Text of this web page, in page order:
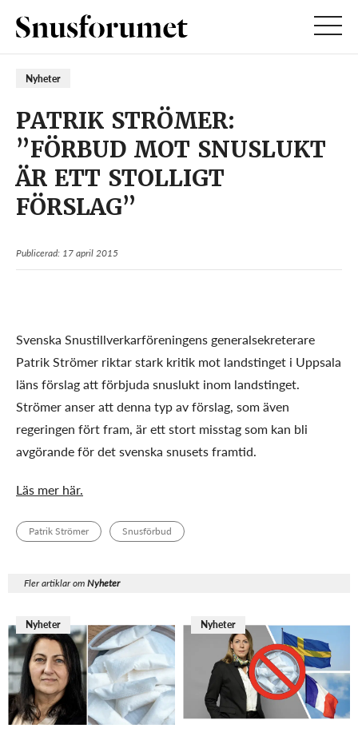
Nyheter
PATRIK STRÖMER:
”FÖRBUD MOT SNUSLUKT
ÄR ETT STOLLIGT
FÖRSLAG”
Publicerad: 17 april 2015
Svenska Snustillverkarföreningens generalsekreterare
Patrik Strömer riktar stark kritik mot landstinget i Uppsala
läns förslag att förbjuda snuslukt inom landstinget.
Strömer anser att denna typ av förslag, som även
regeringen fört fram, är ett stort misstag som kan bli
avgörande för det svenska snusets framtid.
Läs mer här.
Patrik Strömer Snusförbud
Fler artiklar omNyheter
Nyheter Nyheter